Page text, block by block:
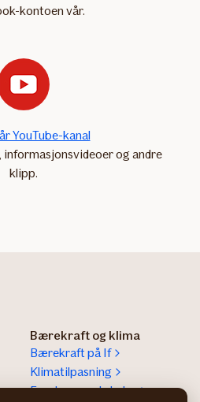
kontoen vår.
YouTube-kanal
informasjonsvideoer og andre
klipp.
Bærekraft og klima
Bærekraft på If
Klimatilpasning
Forebyggende helse